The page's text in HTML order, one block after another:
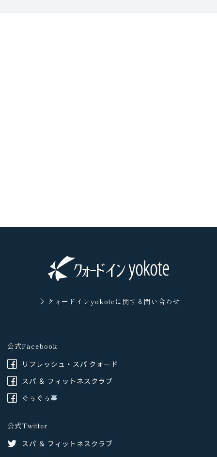
クォードインyokoteに 関する問い合わせ
公式Facebook
リフレッシュ・スパ クォード
スパ ＆ フィットネスクラブ
ぐぅぐぅ亭
公式Twitter
スパ ＆ フィットネスクラブ